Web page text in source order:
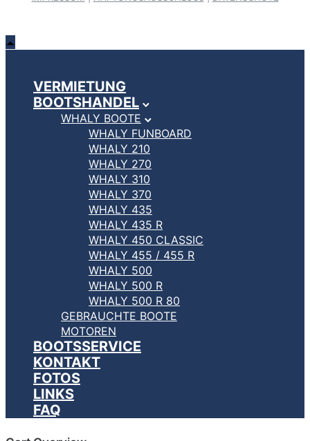
VERMIETUNG
BOOTSHANDEL
WHALY BOOTE
WHALY FUNBOARD
WHALY 210
WHALY 270
WHALY 310
WHALY 370
WHALY 435
WHALY 435 R
WHALY 450 CLASSIC
WHALY 455 / 455 R
WHALY 500
WHALY 500 R
WHALY 500 R 80
GEBRAUCHTE BOOTE
MOTOREN
BOOTSSERVICE
KONTAKT
FOTOS
LINKS
FAQ